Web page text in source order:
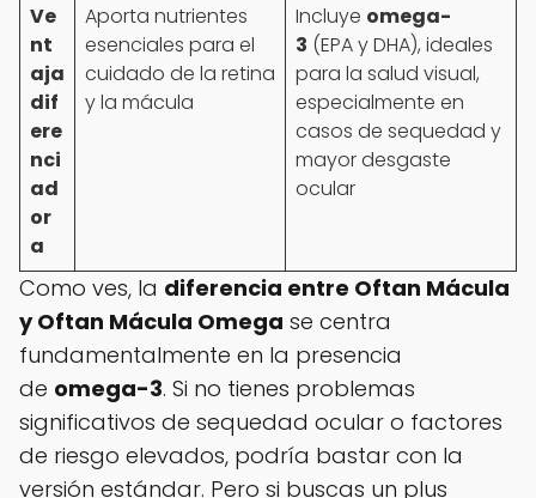
Ve
nt
aja
dif
ere
nci
ad
or
a
Aporta nutrientes
esenciales para el
cuidado de la retina
y la mácula
Incluye omega-
3 (EPA y DHA), ideales
para la salud visual,
especialmente en
casos de sequedad y
mayor desgaste
ocular
Como ves, la diferencia entre Oftan Mácula
y Oftan Mácula Omega se centra
fundamentalmente en la presencia
de omega-3. Si no tienes problemas
significativos de sequedad ocular o factores
de riesgo elevados, podría bastar con la
versión estándar. Pero si buscas un plus